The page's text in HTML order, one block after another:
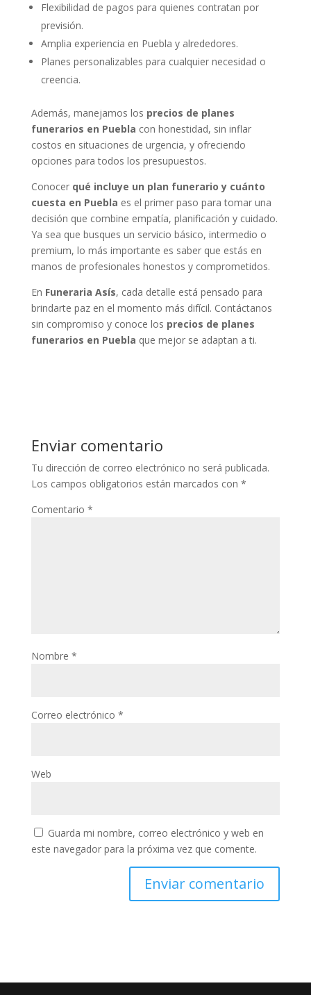
Flexibilidad de pagos para quienes contratan por
previsión.
Amplia experiencia en Puebla y alrededores.
Planes personalizables para cualquier necesidad o
creencia.
Además, manejamos los precios de planes
funerarios en Puebla con honestidad, sin inflar
costos en situaciones de urgencia, y ofreciendo
opciones para todos los presupuestos.
Conocer qué incluye un plan funerario y cuánto
cuesta en Puebla es el primer paso para tomar una
decisión que combine empatía, planificación y cuidado.
Ya sea que busques un servicio básico, intermedio o
premium, lo más importante es saber que estás en
manos de profesionales honestos y comprometidos.
En Funeraria Asís, cada detalle está pensado para
brindarte paz en el momento más difícil. Contáctanos
sin compromiso y conoce los precios de planes
funerarios en Puebla que mejor se adaptan a ti.
Enviar comentario
Tu dirección de correo electrónico no será publicada.
Los campos obligatorios están marcados con *
Comentario *
Nombre *
Correo electrónico *
Web
Guarda mi nombre, correo electrónico y web en
este navegador para la próxima vez que comente.